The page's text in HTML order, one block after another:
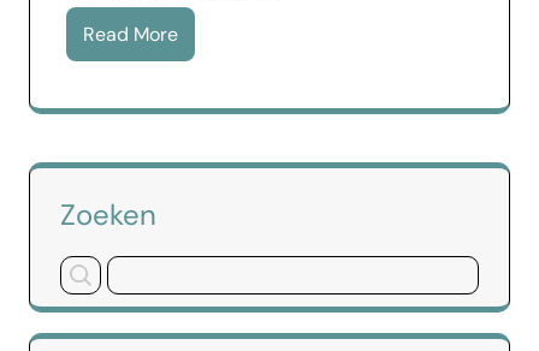
Read More
Zoeken